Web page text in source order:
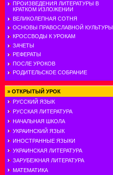
ПРОИЗВЕДЕНИЯ ЛИТЕРАТУРЫ В
КРАТКОМ ИЗЛОЖЕНИИ
ВЕЛИКОЛЕПНАЯ СОТНЯ
ОСНОВЫ ПРАВОСЛАВНОЙ КУЛЬТУРЫ
КРОССВОДЫ К УРОКАМ
ЗАЧЕТЫ
РЕФЕРАТЫ
ПОСЛЕ УРОКОВ
РОДИТЕЛЬСКОЕ СОБРАНИЕ
» ОТКРЫТЫЙ УРОК
РУССКИЙ ЯЗЫК
РУССКАЯ ЛИТЕРАТУРА
НАЧАЛЬНАЯ ШКОЛА
УКРАИНСКИЙ ЯЗЫК
ИНОСТРАННЫЕ ЯЗЫКИ
УКРАИНСКАЯ ЛИТЕРАТУРА
ЗАРУБЕЖНАЯ ЛИТЕРАТУРА
МАТЕМАТИКА